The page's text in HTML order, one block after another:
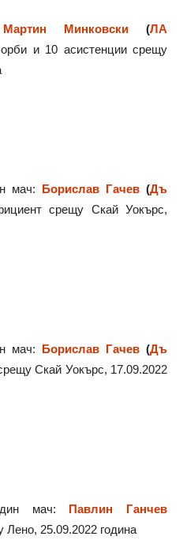
Мартин Минковски (ЛА
и 10 асистенции срещу
мач: Борислав Гачев (Дъ
срещу Скай Уокърс,
мач: Борислав Гачев (Дъ
Скай Уокърс, 17.09.2022
мач:
Павлин Ганчев
Лено, 25.09.2022 година